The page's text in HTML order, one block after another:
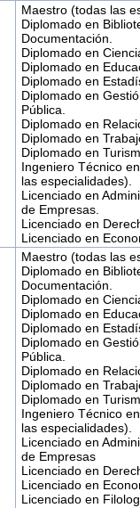
Maestro (todas las
Diplomado en
Documentación.
Diplomado en
Diplomado en
Diplomado en
Diplomado en
Pública.
Diplomado en
Diplomado en
Diplomado en
Ingeniero Técnico
las especialidades).
Licenciado en
de Empresas.
Licenciado en
Licenciado en
Maestro (todas las
Diplomado en
Documentación.
Diplomado en
Diplomado en
Diplomado en
Diplomado en
Pública.
Diplomado en
Diplomado en
Diplomado en
Ingeniero Técnico
las especialidades).
Licenciado en
de Empresas
Licenciado en
Licenciado en
Licenciado en